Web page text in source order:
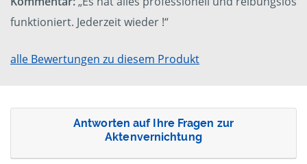
funktioniert. Jederzeit wieder !“
alle Bewertungen zu diesem Produkt
Antworten auf Ihre Fragen zur
Aktenvernichtung